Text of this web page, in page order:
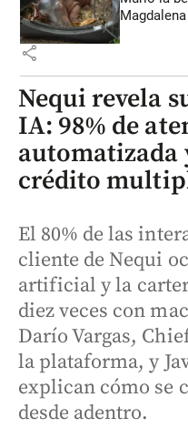
share
Nequi revela
IA: 98% de
automatizada
crédito
El 80% de las
cliente de Nequi
artificial y la
diez veces con
Darío Vargas,
la plataforma, y
explican cómo se
desde adentro.